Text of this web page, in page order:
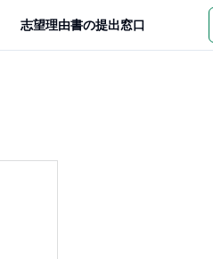
志望理由書の提出窓口